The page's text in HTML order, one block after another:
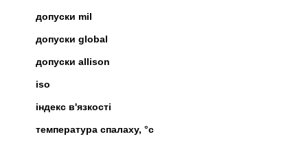
допуски mil
допуски global
допуски allison
iso
індекс в'язкості
температура спалаху, °c